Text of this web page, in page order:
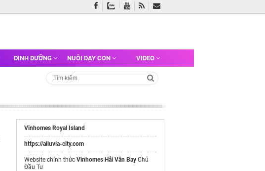
DINH DƯỠNG NUÔI DẠY CON VIDEO
Vinhomes Royal Island
https://alluvia-city.com
Website chính thức Vinhomes Hải Vân Bay Chủ
Đầu Tư